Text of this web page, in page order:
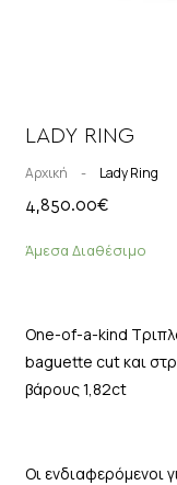
LADY RING
Αρχική - Lady Ring
4,850.00€
Άμεσα Διαθέσιμο
One-of-a-kind
baguette cut και
βάρους 1,82ct
Οι ενδιαφερόμενοι